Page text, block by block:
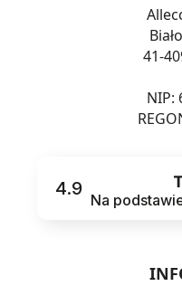
41-
NIP:
4.9
Na